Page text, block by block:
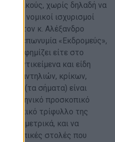
χωρίς δηλαδή να
και νομικοί ισχυρισμοί
στον κ. Αλέξανδρο
την επωνυμία «Εκδρομεύς»,
διαφημίζει είτε στο
αντικείμενα και είδη
μαντηλιών, κρίκων,
(τα σήματα) είναι
ελληνικό προσκοπικό
τρίφυλλο της
περιμετρικά, και να
στολές που